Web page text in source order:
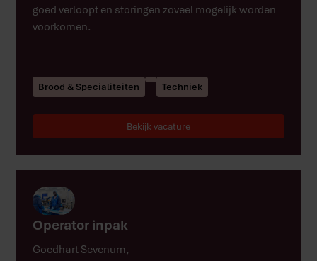
goed verloopt en storingen zoveel mogelijk worden
voorkomen.
Brood & Specialiteiten Techniek
Bekijk vacature
Operator inpak
Goedhart Sevenum,